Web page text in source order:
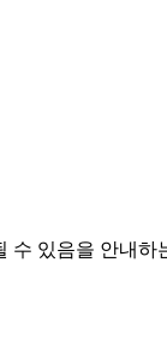
수 있음을 안내하